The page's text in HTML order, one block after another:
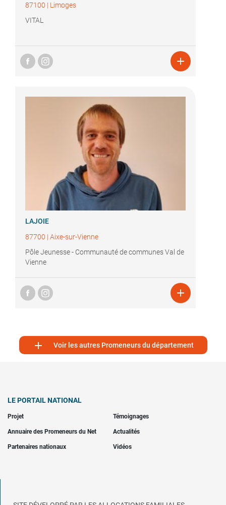
87100 | Limoges
VITAL

LAJOIE
87700 | Aixe-sur-Vienne
Pôle Jeunesse - Communauté de communes Val de
Vienne

 Voir les autres Promeneurs du département
LE PORTAIL NATIONAL
Projet Témoignages
Annuaire des Promeneurs du Net Actualités
Partenaires nationaux Vidéos